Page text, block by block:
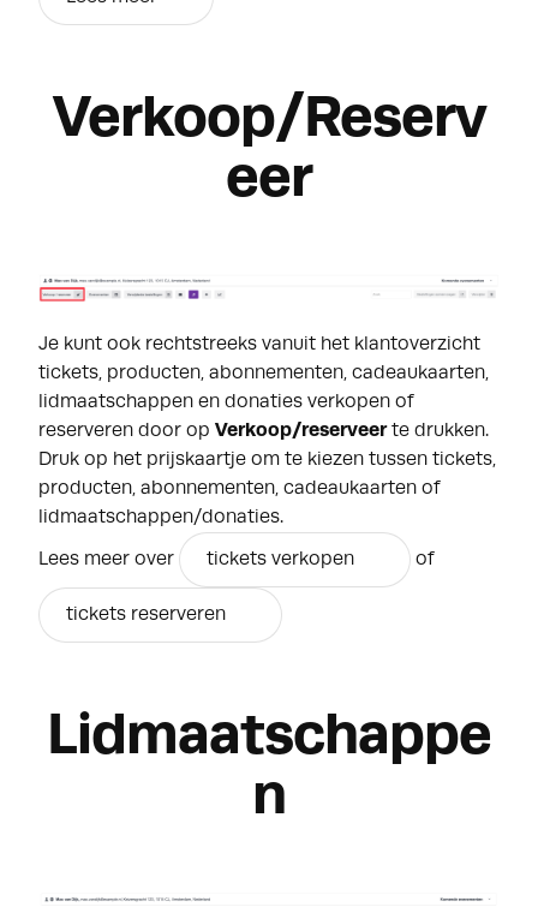
Verkoop/Reserv
eer
Je kunt ook rechtstreeks vanuit het klantoverzicht
tickets, producten, abonnementen, cadeaukaarten,
lidmaatschappen en donaties verkopen of
reserveren door op Verkoop/reserveerte drukken.
Druk op het prijskaartje om te kiezen tussen tickets,
producten, abonnementen, cadeaukaarten of
lidmaatschappen/donaties.
Lees meer over tickets verkopen of
tickets reserveren
Lidmaatschappe
n